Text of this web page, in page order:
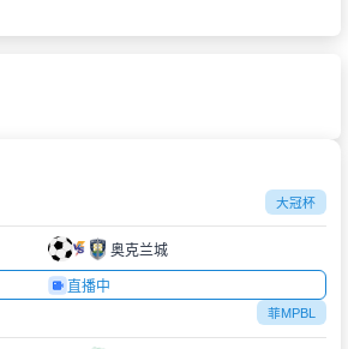
大冠杯
奥克兰城
直播中
菲MPBL